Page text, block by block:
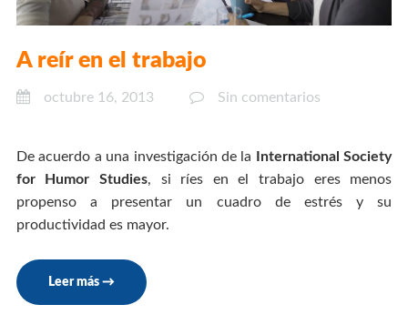
A reír en el trabajo
octubre 16, 2013 Sin comentarios
De acuerdo a una investigación de la
International Society
for Humor Studies, si ríes en el trabajo eres menos
propenso a presentar un cuadro de estrés y su
productividad es mayor.
Leer más →